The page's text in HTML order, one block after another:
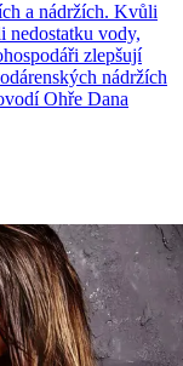
a nádržích. Kvůli
nedostatku vody,
zlepšují
nádržích
Ohře Dana